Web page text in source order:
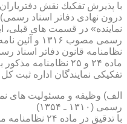
با پذیرش تفكیك نقش
درون نهادی دفاتر اسناد
نماینده» در قسمت های قبلی،
ماده ۲۴ و ۲۵
تفكیكی نمایندگان اداره ثبت
الف) وظیفه و مسئولیت های
رسمی (۱۳۱۰ ـ ۱۳۵۴)
با تدقیق در